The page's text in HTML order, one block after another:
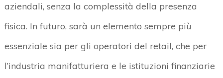
aziendali, senza la complessità della presenza
fisica. In futuro, sarà un elemento sempre più
essenziale sia per gli operatori del retail, che per
l’industria manifatturiera e le istituzioni finanziarie